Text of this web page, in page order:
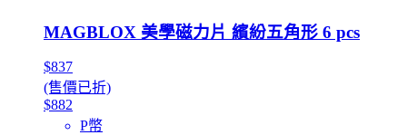
MAGBLOX 美學磁力片 繽紛五角形 6 pcs
$837
(售價已折)
$882
P幣